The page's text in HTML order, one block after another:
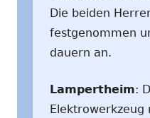
Die beiden
festgenommen
dauern an.
Lampertheim: